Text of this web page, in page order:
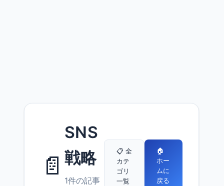
📄
SNS
戦略
1件の記事
📋 全
カテ
ゴリ
一覧
🏠
ホー
ムに
戻る